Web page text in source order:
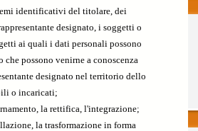
identificativi del titolare, dei
designato, i soggetti o
ai quali i dati personali possono
che possono venirne a conoscenza
designato nel territorio dello
o incaricati;
la rettifica, l'integrazione;
la trasformazione in forma